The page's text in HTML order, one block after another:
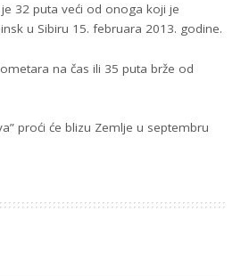
32 puta veći od onoga koji je
u Sibiru 15. februara 2013. godine.
na čas ili 35 puta brže od
proći će blizu Zemlje u septembru